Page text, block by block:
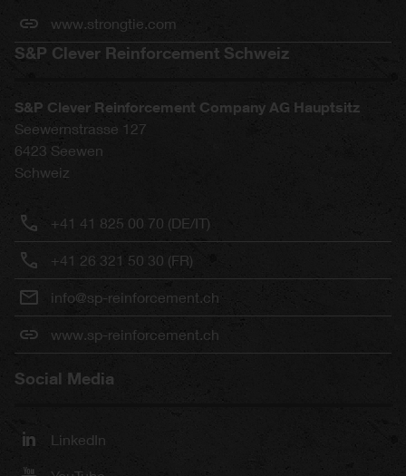
www.strongtie.com
S&P Clever Reinforcement Schweiz
S&P Clever Reinforcement Company AG Hauptsitz
Seewernstrasse 127
6423 Seewen
Schweiz
+41 41 825 00 70 (DE/IT)
+41 26 321 50 30 (FR)
info@sp-reinforcement.ch
www.sp-reinforcement.ch
Social Media
LinkedIn